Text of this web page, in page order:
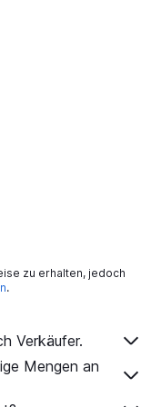
zu erhalten, jedoch
.
Verkäufer.
Mengen an